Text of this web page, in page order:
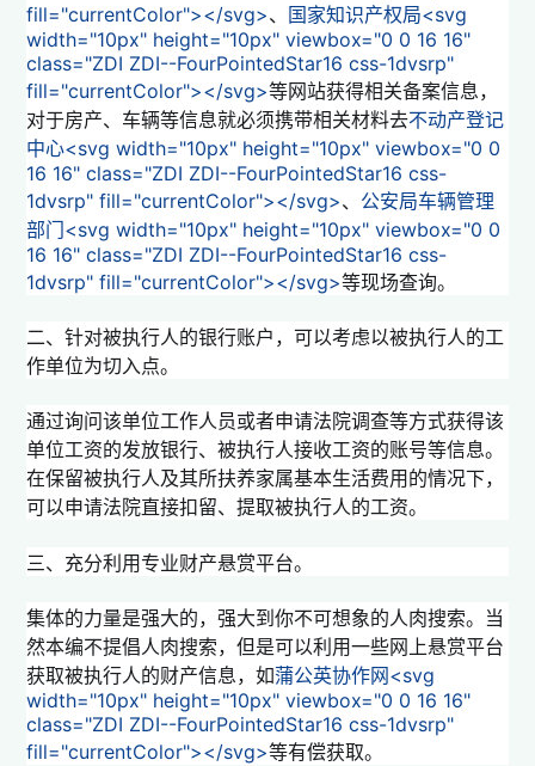
fill="currentColor"></svg>、 国家知识产权局<svg
width="10px" height="10px" viewbox="0 0 16 16"
class="ZDI ZDI--FourPointedStar16 css-1dvsrp"
fill="currentColor"></svg>等网站获得相关备案信息，
对于房产、车辆等信息就必须携带相关材料去不动产登记
中心<svg width="10px" height="10px" viewbox="0 0
16 16" class="ZDI ZDI--FourPointedStar16 css-
1dvsrp" fill="currentColor"></svg>、 公安局车辆管理
部门<svg width="10px" height="10px" viewbox="0 0
16 16" class="ZDI ZDI--FourPointedStar16 css-
1dvsrp" fill="currentColor"></svg>等现场查询。
二、针对被执行人的银行账户，可以考虑以被执行人的工
作单位为切入点。
通过询问该单位工作人员或者申请法院调查等方式获得该
单位工资的发放银行、被执行人接收工资的账号等信息。
在保留被执行人及其所扶养家属基本生活费用的情况下，
可以申请法院直接扣留、提取被执行人的工资。
三、充分利用专业财产悬赏平台。
集体的力量是强大的，强大到你不可想象的人肉搜索。当
然本编不提倡人肉搜索，但是可以利用一些网上悬赏平台
获取被执行人的财产信息，如蒲公英协作网<svg
width="10px" height="10px" viewbox="0 0 16 16"
class="ZDI ZDI--FourPointedStar16 css-1dvsrp"
fill="currentColor"></svg>等有偿获取。